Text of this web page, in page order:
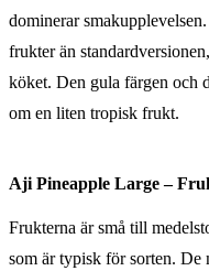
dominerar
frukter än
köket. Den gula färgen och
om en liten tropisk frukt.
Aji Pineapple Large –
Frukterna är små till
som är typisk för sorten.